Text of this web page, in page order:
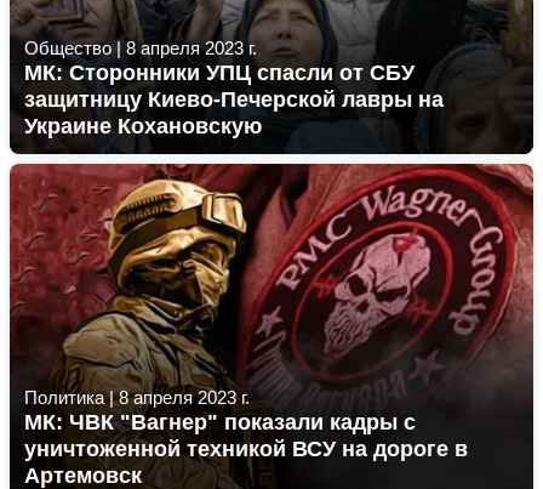
Общество| 8 апреля 2023 г.
МК: Сторонники УПЦ спасли от СБУ
защитницу Киево-Печерской лавры на
Украине Кохановскую
Политика|8 апреля 2023 г.
МК: ЧВК "Вагнер" показали кадры с
уничтоженной техникой ВСУ на дороге в
Артемовск